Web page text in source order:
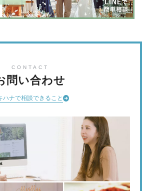
CONTACT
問い合わせ
ハナで相談できること